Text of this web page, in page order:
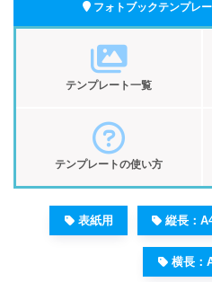
フォトブックテンプレ
テンプレート一覧
テンプレートの使い方
表紙用 縦長：
横長：